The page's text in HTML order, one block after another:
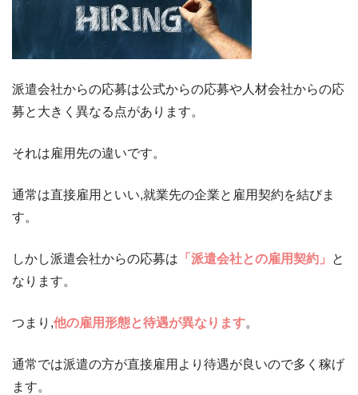
派遣会社からの応募は公式からの応募や人材会社からの応
募と大きく異なる点があります。
それは雇用先の違いです。
通常は直接雇用といい,就業先の企業と雇用契約を結びま
す。
しかし派遣会社からの応募は 「派遣会社との雇用契約」
と
なります。
つまり,他の雇用形態と待遇が異なります。
通常では派遣の方が直接雇用より待遇が良いので多く稼げ
ます。